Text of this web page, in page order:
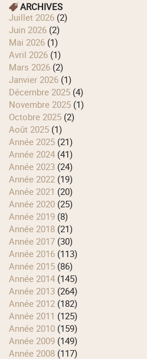
ARCHIVES
juillet 2026 (2)
juin 2026 (2)
mai 2026 (1)
avril 2026 (1)
mars 2026 (2)
janvier 2026 (1)
décembre 2025 (4)
novembre 2025 (1)
octobre 2025 (2)
août 2025 (1)
année 2025 (21)
année 2024 (41)
année 2023 (24)
année 2022 (19)
année 2021 (20)
année 2020 (25)
année 2019 (8)
année 2018 (21)
année 2017 (30)
année 2016 (113)
année 2015 (86)
année 2014 (145)
année 2013 (264)
année 2012 (182)
année 2011 (125)
année 2010 (159)
année 2009 (149)
année 2008 (117)